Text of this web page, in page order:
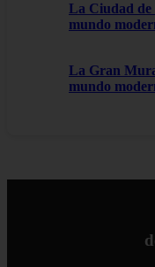
La Ciudad de
mundo
La Gran
mundo